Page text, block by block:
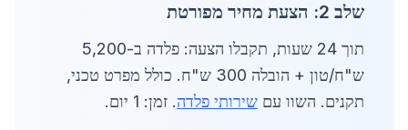
שלב 2: הצעת מחיר מפורטת
תוך 24 שעות, תקבלו הצעה: פלדה ב-5,200
ש"ח/טון + הובלה 300 ש"ח. כולל מפרט טכני,
תקנים. השוו עם שירותי פלדה. זמן: 1 יום.